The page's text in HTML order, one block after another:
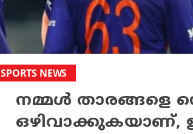
SPORTS NEWS
നമ്മള്‍ താരങ്ങളെ
ഒഴിവാക്കുകയാണ്,